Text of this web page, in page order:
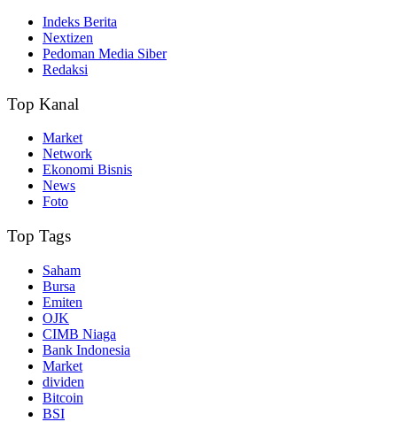
Indeks Berita
Nextizen
Pedoman Media Siber
Redaksi
Top Kanal
Market
Network
Ekonomi Bisnis
News
Foto
Top Tags
Saham
Bursa
Emiten
OJK
CIMB Niaga
Bank Indonesia
Market
dividen
Bitcoin
BSI